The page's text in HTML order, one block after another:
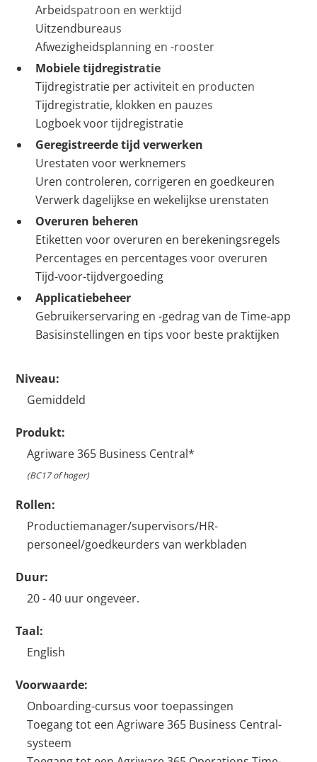
Arbeidspatroon en werktijd
Uitzendbureaus
Afwezigheidsplanning en -rooster
Mobiele tijdregistratie
Tijdregistratie per activiteit en producten
Tijdregistratie, klokken en pauzes
Logboek voor tijdregistratie
Geregistreerde tijd verwerken
Urestaten voor werknemers
Uren controleren, corrigeren en goedkeuren
Verwerk dagelijkse en wekelijkse urenstaten
Overuren beheren
Etiketten voor overuren en berekeningsregels
Percentages en percentages voor overuren
Tijd-voor-tijdvergoeding
Applicatiebeheer
Gebruikerservaring en -gedrag van de Time-app
Basisinstellingen en tips voor beste praktijken
Niveau:
Gemiddeld
Produkt:
Agriware 365 Business Central*
(BC17 of hoger)
Rollen:
Productiemanager/supervisors/HR-
personeel/goedkeurders van werkbladen
Duur:
20 - 40 uur ongeveer.
Taal:
English
Voorwaarde:
Onboarding-cursus voor toepassingen
Toegang tot een Agriware 365 Business Central-
systeem